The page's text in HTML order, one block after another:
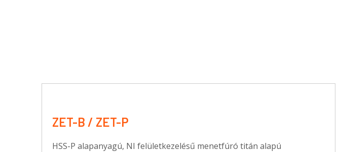
ZET-B / ZET-P
HSS-P alapanyagú, NI felületkezelésű menetfúró titán alapú